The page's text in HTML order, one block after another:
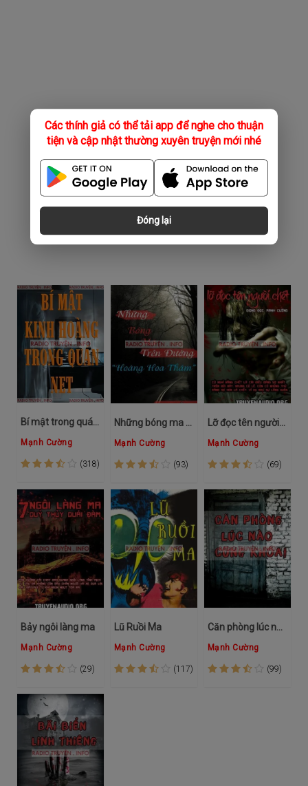
Các thính giả có thể tải app để nghe cho thuận
tiện và cập nhật thường xuyên truyện mới nhé
Đóng lại
Bí mật trong quán NET
Mạnh Cường
(318)
Những bóng ma trên đường Hoàng Hoa Thám
Mạnh Cường
(93)
Lỡ đọc tên người chết
Mạnh Cường
(69)
Bảy ngôi làng ma
Mạnh Cường
(29)
Lũ Ruồi Ma
Mạnh Cường
(117)
Căn phòng lúc nào cũng khóa
Mạnh Cường
(99)